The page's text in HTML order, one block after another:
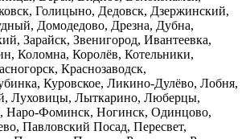
Голицыно, Дедовск, Дзержинский,
Домодедово, Дрезна, Дубна,
Зарайск, Звенигород, Ивантеевка,
Коломна, Королёв, Котельники,
Краснозаводск,
Куровское, Ликино-Дулёво, Лобня,
Луховицы, Лыткарино, Люберцы,
Фоминск, Ногинск, Одинцово,
Павловский Посад, Пересвет,